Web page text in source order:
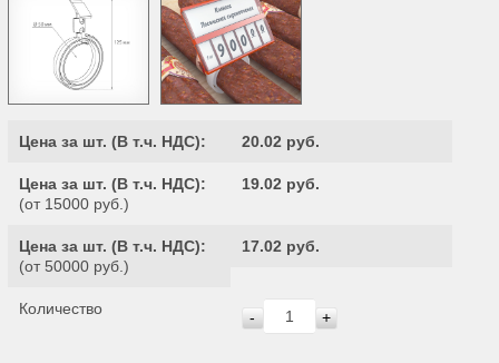
Цена за шт. (В т.ч. НДС): 20.02 руб.
Цена за шт. (В т.ч. НДС):
(от 15000 руб.)
19.02 руб.
Цена за шт. (В т.ч. НДС):
(от 50000 руб.)
17.02 руб.
Количество - +